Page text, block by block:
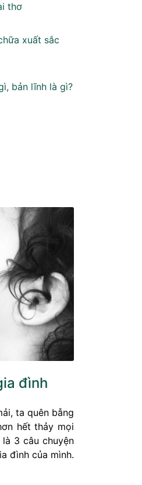
thơ
xuất sắc
bản lĩnh là gì?
đình
ta quên bẫng
hết thảy mọi
3 câu chuyện
đình của mình.